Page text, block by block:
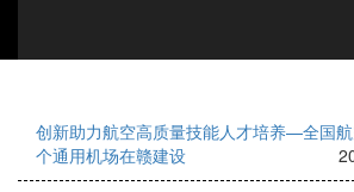
创新助力航空高质量技能人才培养—全国
个通用机场在赣建设